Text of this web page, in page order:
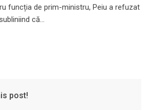
funcția de prim-ministru, Peiu a refuzat
că…
post!